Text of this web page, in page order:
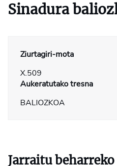
Sinadura
Ziurtagiri-mota
X.509
Aukeratutako tresna
BALIOZKOA
Jarraitu